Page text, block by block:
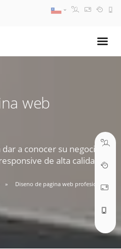
web
a conocer su negocio.
de alta calidad.
Diseno de pagina web profesional
PM